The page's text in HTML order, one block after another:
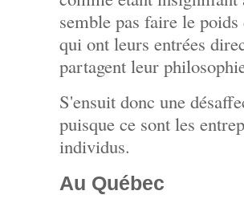
semble pas faire le
qui ont leurs entrées
partagent leur
S'ensuit donc une
puisque ce sont les
individus.
Au Québec